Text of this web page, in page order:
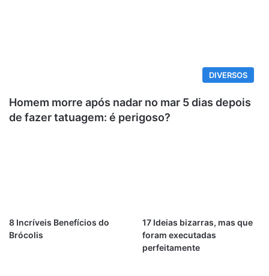
DIVERSOS
Homem morre após nadar no mar 5 dias depois
de fazer tatuagem: é perigoso?
8 Incríveis Benefícios do
Brócolis
17 Ideias bizarras, mas que
foram executadas
perfeitamente